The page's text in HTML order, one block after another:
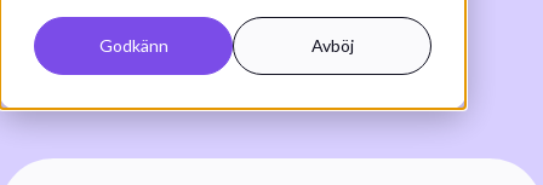
Godkänn Avböj